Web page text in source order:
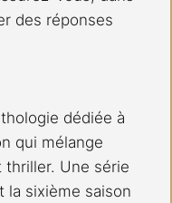
des réponses
dédiée à
qui mélange
Une série
la sixième saison